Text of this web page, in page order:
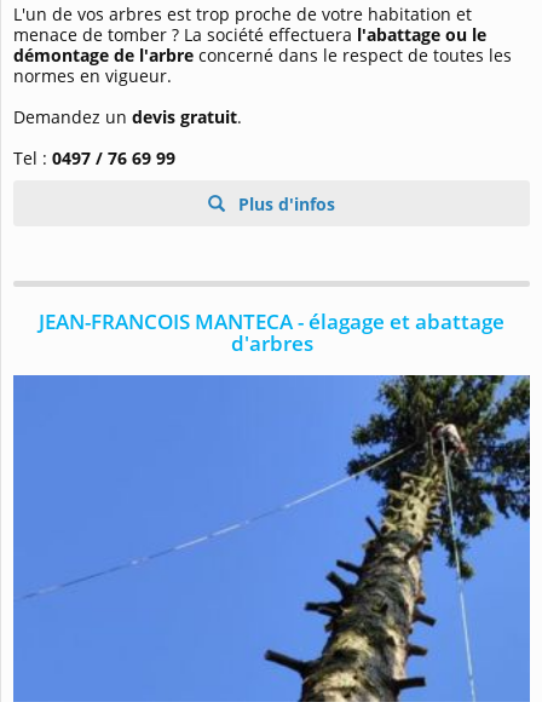
L'un de vos arbres est trop proche de votre habitation et
menace de tomber ? La société effectuera l'abattage ou le
démontage de l'arbre concerné dans le respect de toutes les
normes en vigueur.
Demandez un devis gratuit.
Tel : 0497 / 76 69 99
Plus d'infos
JEAN-FRANCOIS MANTECA - élagage et abattage
d'arbres